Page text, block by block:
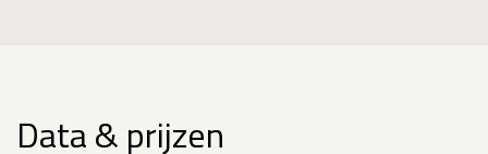
Data & prijzen